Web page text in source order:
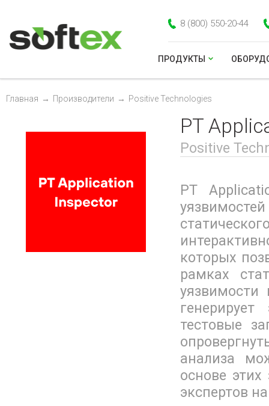
8 (800) 550-20-44
ПРОДУКТЫ
Главная → Производители → Positive Technologies
PT
Positive
PT
которых
рамках
тестовые
анализа
основе
экспертов